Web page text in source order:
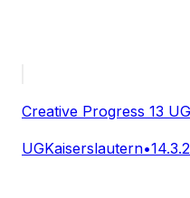
Creative Progress 13
UGKaiserslautern•